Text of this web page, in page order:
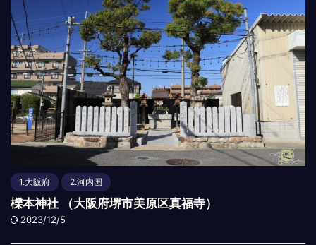
1.大阪府 2.河内国
櫟本神社 （大阪府堺市美原区真福寺）
2023/12/5